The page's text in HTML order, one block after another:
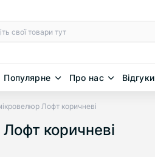
Популярне Про нас Відгуки
Лофт коричневі
коричневі